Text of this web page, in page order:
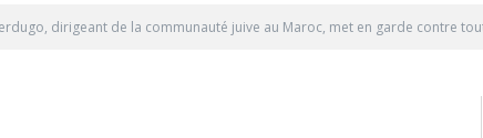
dirigeant de la communauté juive au Maroc, met en garde contre